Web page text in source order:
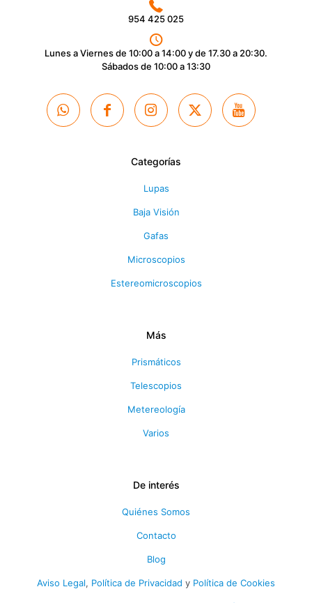
954 425 025
Lunes a Viernes de 10:00 a 14:00 y de 17.30 a 20:30.
Sábados de 10:00 a 13:30
Categorías
Lupas
Baja Visión
Gafas
Microscopios
Estereomicroscopios
Más
Prismáticos
Telescopios
Metereología
Varios
De interés
Quiénes Somos
Contacto
Blog
Aviso Legal, Política de Privacidad y Política de Cookies